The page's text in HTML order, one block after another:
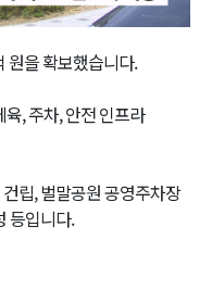
원을 확보했습니다.
, 주차, 안전 인프라
립, 벌말공원 공영주차장
등입니다.